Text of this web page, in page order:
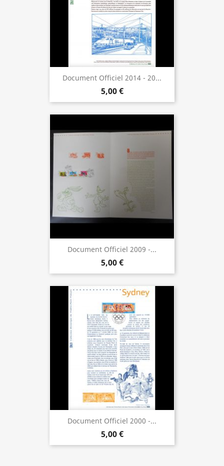
Document Officiel 2014 - 20...
5,00 €
Document Officiel 2009 -...
5,00 €
Document Officiel 2000 -...
5,00 €